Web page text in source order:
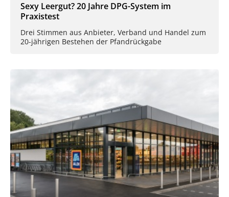
Sexy Leergut? 20 Jahre DPG-System im
Praxistest
Drei Stimmen aus Anbieter, Verband und Handel zum
20-jährigen Bestehen der Pfandrückgabe